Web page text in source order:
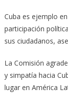
Cuba es ejemplo
participación
sus ciudadanos,
La Comisión
y simpatía hacia
lugar en América